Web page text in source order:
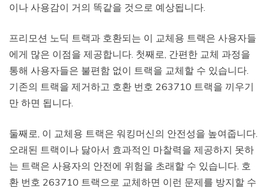
이나 사용감이 거의 똑같을 것으로 예상됩니다.
프리모션 노딕 트랙과 호환되는 이 교체용 트랙은 사용자들
에게 많은 이점을 제공합니다. 첫째로, 간편한 교체 과정을
통해 사용자들은 불편함 없이 트랙을 교체할 수 있습니다.
기존의 트랙을 제거하고 호환 번호 263710 트랙을 끼우기
만 하면 됩니다.
둘째로, 이 교체용 트랙은 워킹머신의 안전성을 높여줍니다.
오래된 트랙이나 닳아서 효과적인 마찰력을 제공하지 못하
는 트랙은 사용자의 안전에 위험을 초래할 수 있습니다. 호
환 번호 263710 트랙으로 교체하면 이런 문제를 방지할 수